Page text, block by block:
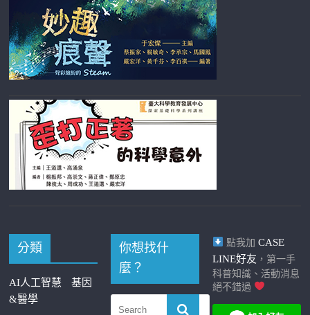
分類
AI人工智慧
基因
&醫學
你想找什
麼？
點我加 CASE
LINE好友 ，第一手
科普知識、活動消息
絕不錯過